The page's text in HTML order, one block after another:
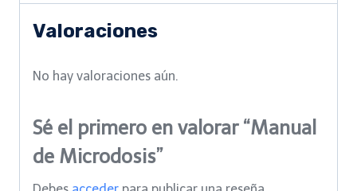
Valoraciones
No hay valoraciones aún.
Sé el primero en valorar “Manual
de Microdosis”